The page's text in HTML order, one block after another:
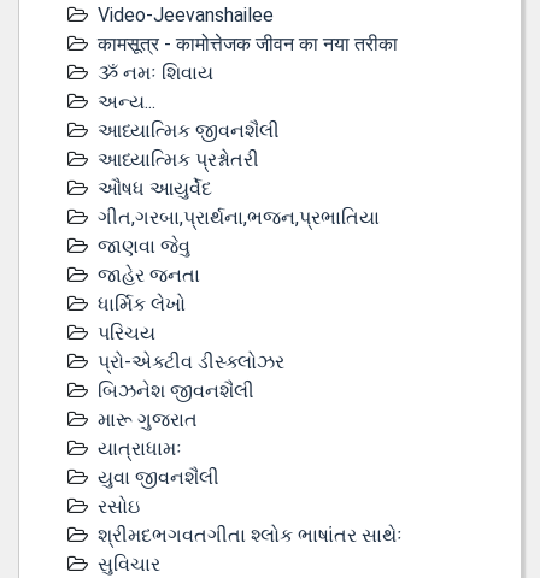
Video-Jeevanshailee
कामसूत्र - कामोत्तेजक जीवन का नया तरीका
ૐ નમઃ શિવાય
અન્ય...
આધ્યાત્મિક જીવનશૈલી
આધ્યાત્મિક પ્રશ્નોતરી
ઔષધ આયુર્વેદ
ગીત,ગરબા,પ્રાર્થના,ભજન,પ્રભાતિયા
જાણવા જેવુ
જાહેર જનતા
ધાર્મિક લેખો
પરિચય
પ્રો-એક્ટીવ ડીસ્‍ક્લોઝર
બિઝનેશ જીવનશૈલી
મારૂ ગુજરાત
યાત્રાધામઃ
યુવા જીવનશૈલી
રસોઇ
શ્રીમદભગવતગીતા શ્લોક ભાષાંતર સાથેઃ
સુવિચાર